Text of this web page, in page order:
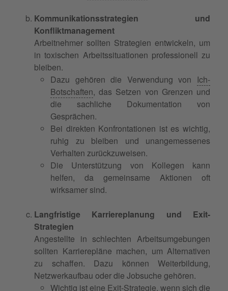
Kommunikationsstrategien und
Konfliktmanagement
Arbeitnehmer sollten Strategien entwickeln, um
in toxischen Arbeitssituationen professionell zu
bleiben.
Dazu gehören die Verwendung von Ich-
Botschaften, das Setzen von Grenzen und
die sachliche Dokumentation von
Gesprächen.
Bei direkten Konfrontationen ist es wichtig,
ruhig zu bleiben und unangemessenes
Verhalten zurückzuweisen.
Die Unterstützung von Kollegen kann
helfen, da gemeinsame Aktionen oft
wirksamer sind.
Langfristige Karriereplanung und Exit-
Strategien
Angestellte in schlechten Arbeitsumgebungen
sollten Karrierepläne machen, um Alternativen
zu schaffen. Dazu können Weiterbildung,
Netzwerkaufbau oder die Jobsuche gehören.
Wichtig ist eine Exit-Strategie, wenn sich die